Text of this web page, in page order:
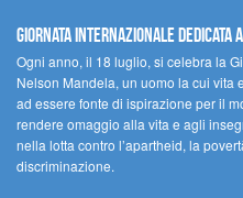
Giornata internazionale dedicata
Ogni anno, il 18 luglio, si celebra la
Nelson Mandela, un uomo la cui vita
ad essere fonte di ispirazione per il
rendere omaggio alla vita e agli
nella lotta contro l’apartheid, la
discriminazione.